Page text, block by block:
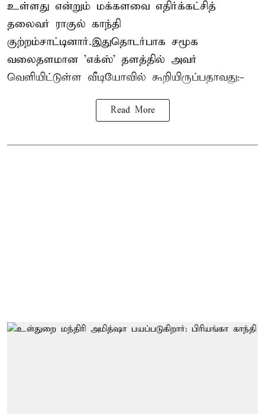
உள்ளது என்றும் மக்களவை எதிர்க்கட்சித்
தலைவர் ராகுல் காந்தி
குற்றம்சாட்டினார்.இதுதொடர்பாக சமூக
வலைதளமான 'எக்ஸ்' தளத்தில் அவர்
வெளியிட்டுள்ள வீடியோவில் கூறியிருப்பதாவது:-
Read More